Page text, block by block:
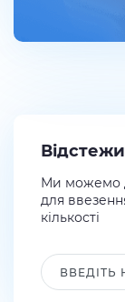
Ми можемо
для
кількості